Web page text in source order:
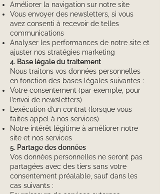
Améliorer la navigation sur notre site
Vous envoyer des newsletters, si vous
avez consenti à recevoir de telles
communications
Analyser les performances de notre site et
ajuster nos stratégies marketing
4. Base légale du traitement
Nous traitons vos données personnelles
en fonction des bases légales suivantes :
Votre consentement (par exemple, pour
l’envoi de newsletters)
L’exécution d’un contrat (lorsque vous
faites appel à nos services)
Notre intérêt légitime à améliorer notre
site et nos services
5. Partage des données
Vos données personnelles ne seront pas
partagées avec des tiers sans votre
consentement préalable, sauf dans les
cas suivants :